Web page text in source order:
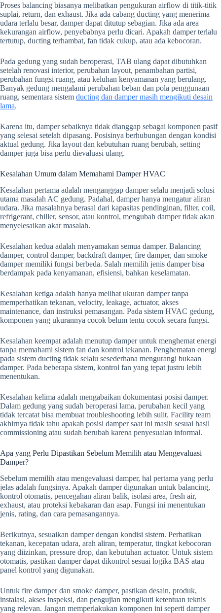
Proses balancing biasanya melibatkan pengukuran airflow di titik-titik
suplai, return, dan exhaust. Jika ada cabang ducting yang menerima
udara terlalu besar, damper dapat ditutup sebagian. Jika ada area
kekurangan airflow, penyebabnya perlu dicari. Apakah damper terlalu
tertutup, ducting terhambat, fan tidak cukup, atau ada kebocoran.
Pada gedung yang sudah beroperasi, TAB ulang dapat dibutuhkan
setelah renovasi interior, perubahan layout, penambahan partisi,
perubahan fungsi ruang, atau keluhan kenyamanan yang berulang.
Banyak gedung mengalami perubahan beban dan pola penggunaan
ruang, sementara sistem ducting dan damper masih mengikuti desain
lama.
Karena itu, damper sebaiknya tidak dianggap sebagai komponen pasif
yang selesai setelah dipasang. Posisinya berhubungan dengan kondisi
aktual gedung. Jika layout dan kebutuhan ruang berubah, setting
damper juga bisa perlu dievaluasi ulang.
Kesalahan Umum dalam Memahami Damper HVAC
Kesalahan pertama adalah menganggap damper selalu menjadi solusi
utama masalah AC gedung. Padahal, damper hanya mengatur aliran
udara. Jika masalahnya berasal dari kapasitas pendinginan, filter, coil,
refrigerant, chiller, sensor, atau kontrol, mengubah damper tidak akan
menyelesaikan akar masalah.
Kesalahan kedua adalah menyamakan semua damper. Balancing
damper, control damper, backdraft damper, fire damper, dan smoke
damper memiliki fungsi berbeda. Salah memilih jenis damper bisa
berdampak pada kenyamanan, efisiensi, bahkan keselamatan.
Kesalahan ketiga adalah hanya melihat ukuran damper tanpa
memperhatikan tekanan, velocity, leakage, actuator, akses
maintenance, dan instruksi pemasangan. Pada sistem HVAC gedung,
komponen yang ukurannya cocok belum tentu cocok secara fungsi.
Kesalahan keempat adalah menutup damper untuk menghemat energi
tanpa memahami sistem fan dan kontrol tekanan. Penghematan energi
pada sistem ducting tidak selalu sesederhana mengurangi bukaan
damper. Pada beberapa sistem, kontrol fan yang tepat justru lebih
menentukan.
Kesalahan kelima adalah mengabaikan dokumentasi posisi damper.
Dalam gedung yang sudah beroperasi lama, perubahan kecil yang
tidak tercatat bisa membuat troubleshooting lebih sulit. Facility team
akhirnya tidak tahu apakah posisi damper saat ini masih sesuai hasil
commissioning atau sudah berubah karena penyesuaian informal.
Apa yang Perlu Dipastikan Sebelum Memilih atau Mengevaluasi
Damper?
Sebelum memilih atau mengevaluasi damper, hal pertama yang perlu
jelas adalah fungsinya. Apakah damper digunakan untuk balancing,
kontrol otomatis, pencegahan aliran balik, isolasi area, fresh air,
exhaust, atau proteksi kebakaran dan asap. Fungsi ini menentukan
jenis, rating, dan cara pemasangannya.
Berikutnya, sesuaikan damper dengan kondisi sistem. Perhatikan
tekanan, kecepatan udara, arah aliran, temperatur, tingkat kebocoran
yang diizinkan, pressure drop, dan kebutuhan actuator. Untuk sistem
otomatis, pastikan damper dapat dikontrol sesuai logika BAS atau
panel kontrol yang digunakan.
Untuk fire damper dan smoke damper, pastikan desain, produk,
instalasi, akses inspeksi, dan pengujian mengikuti ketentuan teknis
yang relevan. Jangan memperlakukan komponen ini seperti damper